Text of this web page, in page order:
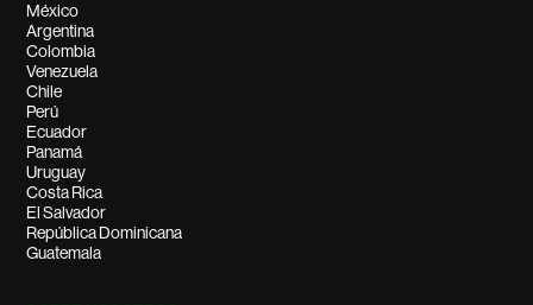
México
Argentina
Colombia
Venezuela
Chile
Perú
Ecuador
Panamá
Uruguay
Costa Rica
El Salvador
República Dominicana
Guatemala